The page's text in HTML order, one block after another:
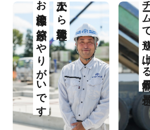
大工から施工管理へ
お施主様の笑顔がやりがいです チームで造